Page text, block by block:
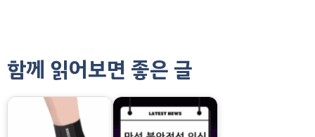
함께 읽어보면 좋은 글